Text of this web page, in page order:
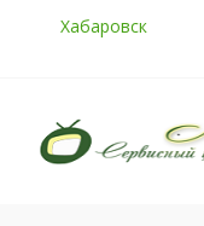
Хабаровск